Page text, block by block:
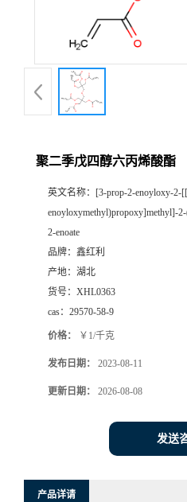
聚二季戊四醇六丙烯酸酯
英文名称： [3-prop-2-enoyloxy-2-
enoyloxymethyl)propoxy]methyl]-
2-enoate
品牌： 鑫红利
产地： 湖北
货号： XHL0363
cas： 29570-58-9
价格： ￥1/千克
发布日期： 2023-08-11
更新日期： 2026-08-08
发送
产品详请